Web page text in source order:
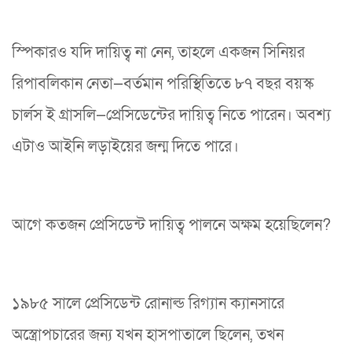
স্পিকারও যদি দায়িত্ব না নেন, তাহলে একজন সিনিয়র
রিপাবলিকান নেতা—বর্তমান পরিস্থিতিতে ৮৭ বছর বয়স্ক
চার্লস ই গ্রাসলি—প্রেসিডেন্টের দায়িত্ব নিতে পারেন। অবশ্য
এটাও আইনি লড়াইয়ের জন্ম দিতে পারে।
আগে কতজন প্রেসিডেন্ট দায়িত্ব পালনে অক্ষম হয়েছিলেন?
১৯৮৫ সালে প্রেসিডেন্ট রোনাল্ড রিগ্যান ক্যানসারে
অস্ত্রোপচারের জন্য যখন হাসপাতালে ছিলেন, তখন